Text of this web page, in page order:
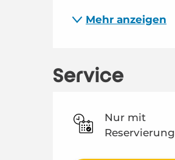
Mehr anzeigen
Service
Nur mit
Reservierung